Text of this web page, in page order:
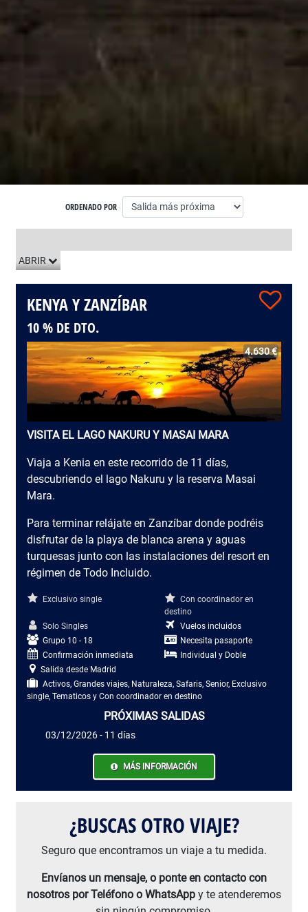
ORDENADO POR
ABRIR
KENYA Y ZANZÍBAR
10 % DE DTO.
4.630 €
VISITA EL LAGO NAKURU Y MASAI MARA
Viaja a Kenia en este recorrido de 11 días,
descubriendo el lago Nakuru y la reserva Masai
Mara.
Para terminar relájate en Zanzíbar donde podréis
disfrutar de la playa de blanca arena y aguas
turquesas junto con las instalaciones del resort en
régimen de Todo Incluido.
Exclusivo single
Con coordinador en
destino
Solo Singles
Vuelos incluidos
Grupo 10 - 18
Necesita pasaporte
Confirmación inmediata
Individual y Doble
Salida desde Madrid
Activos, Grandes viajes, Naturaleza, Safaris, Senior, Exclusivo
single, Tematicos y Con coordinador en destino
PRÓXIMAS SALIDAS
03/12/2026 - 11 días
MÁS INFORMACIÓN
¿BUSCAS OTRO VIAJE?
Seguro que encontramos un viaje a tu medida.
Envíanos un mensaje, o ponte en contacto con
nosotros por Teléfono o WhatsApp y te atenderemos